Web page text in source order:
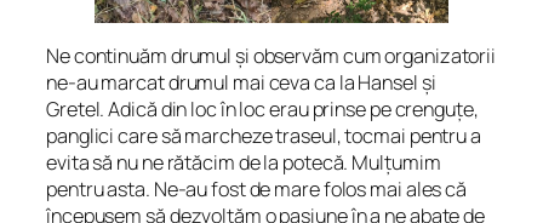
Ne continuăm drumul și observăm cum organizatorii
ne-au marcat drumul mai ceva ca la Hansel și
Gretel. Adică din loc în loc erau prinse pe crenguțe,
panglici care să marcheze traseul, tocmai pentru a
evita să nu ne rătăcim de la potecă. Mulțumim
pentru asta. Ne-au fost de mare folos mai ales că
începusem să dezvoltăm o pasiune în a ne abate de